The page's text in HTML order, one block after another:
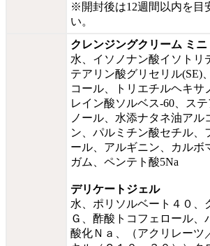
※開封後は12週間以内を目
い。
クレンジングクリーム ミニ
水、イソノナン酸イソトリ
テアリン酸グリセリル(SE)
コール、トリエチルヘキサ
レイン酸ソルベス-60、ス
ノール、水添ナタネ油アル
ン、パルミチン酸セチル、
ール、アルギニン、カルボ
ガム、ペンテト酸5Na
デリケートジェル
水、ポリソルベート４０、
Ｇ、酢酸トコフェロール、
酸化Ｎａ、（アクリレーツ